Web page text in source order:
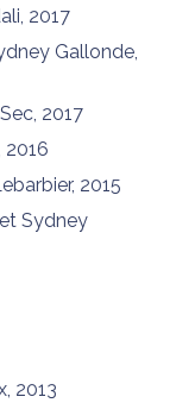
2017
Gallonde,
2017
2016
2015
Sydney
2013